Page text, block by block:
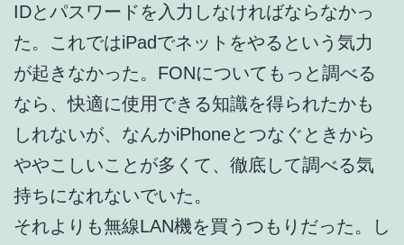
IDとパスワードを入力しなければならなかっ
た。これではiPadでネットをやるという気力
が起きなかった。FONについてもっと調べる
なら、快適に使用できる知識を得られたかも
しれないが、なんかiPhoneとつなぐときから
ややこしいことが多くて、徹底して調べる気
持ちになれないでいた。
それよりも無線LAN機を買うつもりだった。し